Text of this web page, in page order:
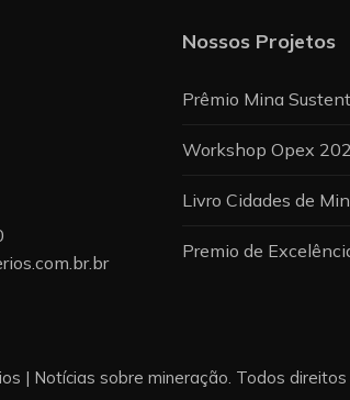
Nossos Projetos
Prêmio Mina
Workshop Opex
Livro Cidades de
Premio de
| Notícias sobre mineração. Todos direitos